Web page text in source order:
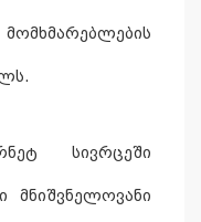
სივრცეში
მნიშვნელოვანი